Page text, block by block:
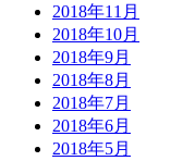
2018年11月
2018年10月
2018年9月
2018年8月
2018年7月
2018年6月
2018年5月